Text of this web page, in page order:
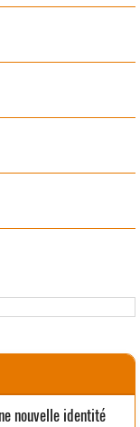
nouvelle identité